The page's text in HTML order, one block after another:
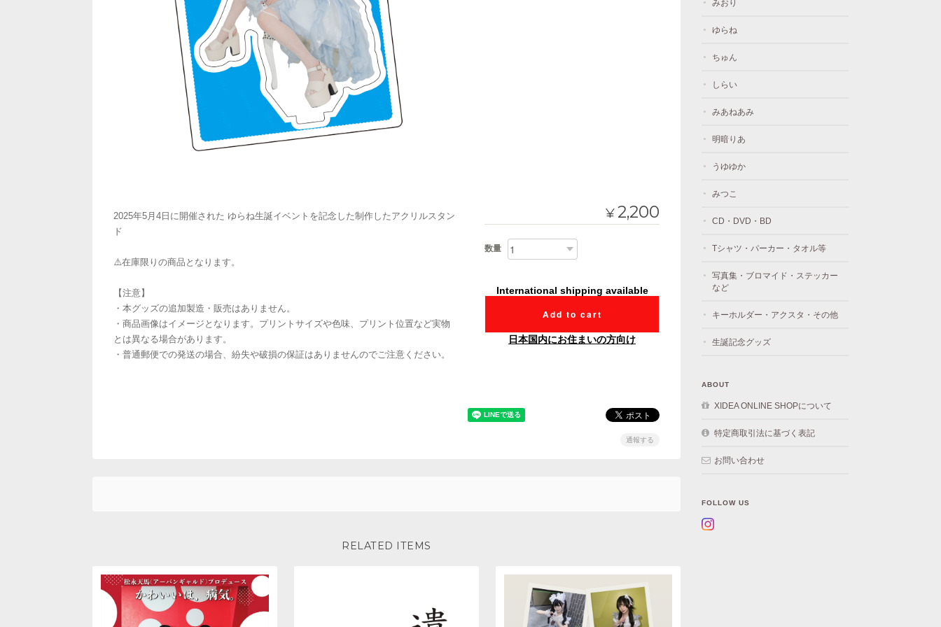
2025年5月4日に開催された ゆらね生誕イベントを記念した制作したアクリルスタン
ド
⚠️在庫限りの商品となります。
【注意】
・本グッズの追加製造・販売はありません。
・商品画像はイメージとなります。プリントサイズや色味、プリント位置など実物
とは異なる場合があります。
・普通郵便での発送の場合、紛失や破損の保証はありませんのでご注意ください。
¥2,200
数量
International shipping available
Add to cart
日本国内にお住まいの方向け
通報する
RELATED ITEMS
みおり
ゆらね
ちゅん
しらい
みあねあみ
明暗りあ
うゆゆか
みつこ
CD・DVD・BD
Tシャツ・パーカー・タオル等
写真集・ブロマイド・ステッカー
など
キーホルダー・アクスタ・その他
生誕記念グッズ
ABOUT
XIDEA ONLINE SHOPについて
特定商取引法に基づく表記
お問い合わせ
FOLLOW US